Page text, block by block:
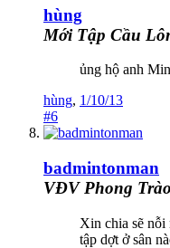
hùng
Mới Tập Cầu
ủng hộ anh
hùng, 1/10/13
#6
badmintonman
VĐV Phong Trào
Xin chia sẽ
tập dợt ở sân